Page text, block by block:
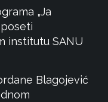
„Ja
institutu SANU
Blagojević